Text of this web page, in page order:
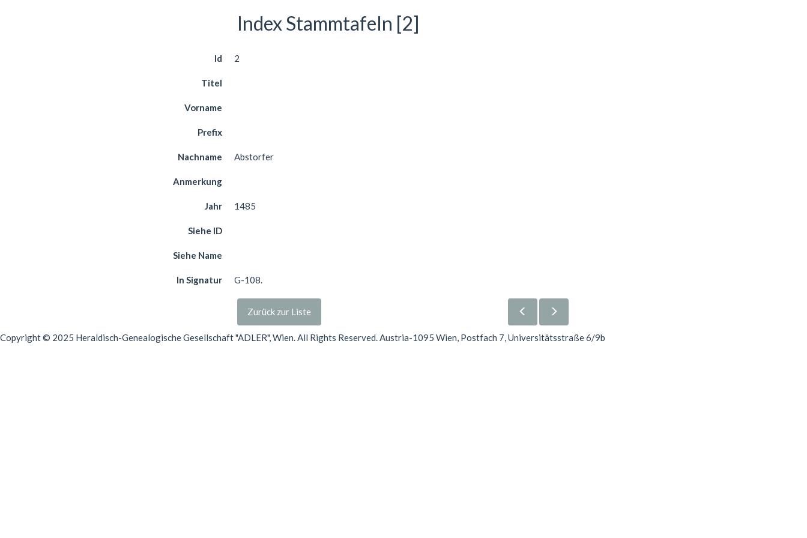
Index Stammtafeln [2]
Id 2
Titel
Vorname
Prefix
Nachname Abstorfer
Anmerkung
Jahr 1485
Siehe ID
Siehe Name
In Signatur G-108.
Zurück zur Liste
Copyright © 2025 Heraldisch-Genealogische Gesellschaft "ADLER", Wien. All Rights Reserved. Austria-1095 Wien, Postfach 7, Universitätsstraße 6/9b